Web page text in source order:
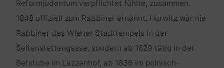
Reformjudentum verpflichtet fühlte, zusammen.
1848 offiziell zum Rabbiner ernannt. Horwitz war nie
Rabbiner des Wiener Stadttempels in der
Seitenstettengasse, sondern ab 1829 tätig in der
Betstube im Lazzenhof, ab 1836 im polnisch-